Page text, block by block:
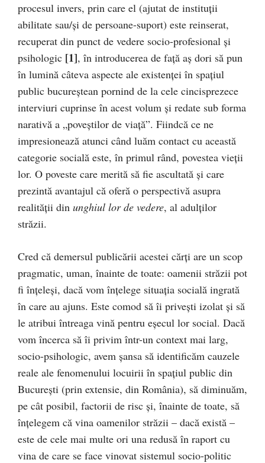
procesul invers, prin care el (ajutat de instituții
abilitate sau/și de persoane-suport) este reinserat,
recuperat din punct de vedere socio-profesional și
psihologic [1], în introducerea de față aș dori să pun
în lumină câteva aspecte ale existenței în spațiul
public bucureștean pornind de la cele cincisprezece
interviuri cuprinse în acest volum și redate sub forma
narativă a „poveștilor de viață”. Fiindcă ce ne
impresionează atunci când luăm contact cu această
categorie socială este, în primul rând, povestea vieții
lor. O poveste care merită să fie ascultată și care
prezintă avantajul că oferă o perspectivă asupra
realității din unghiul lor de vedere, al adulților
străzii.
Cred că demersul publicării acestei cărți are un scop
pragmatic, uman, înainte de toate: oamenii străzii pot
fi înțeleși, dacă vom înțelege situația socială ingrată
în care au ajuns. Este comod să îi privești izolat și să
le atribui întreaga vină pentru eșecul lor social. Dacă
vom încerca să îi privim într-un context mai larg,
socio-psihologic, avem șansa să identificăm cauzele
reale ale fenomenului locuirii în spațiul public din
București (prin extensie, din România), să diminuăm,
pe cât posibil, factorii de risc și, înainte de toate, să
înțelegem că vina oamenilor străzii – dacă există –
este de cele mai multe ori una redusă în raport cu
vina de care se face vinovat sistemul socio-politic